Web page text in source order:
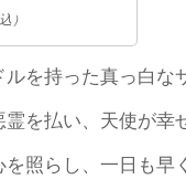
）
を持った真っ白な
を払い、天使が幸
照らし、一日も早